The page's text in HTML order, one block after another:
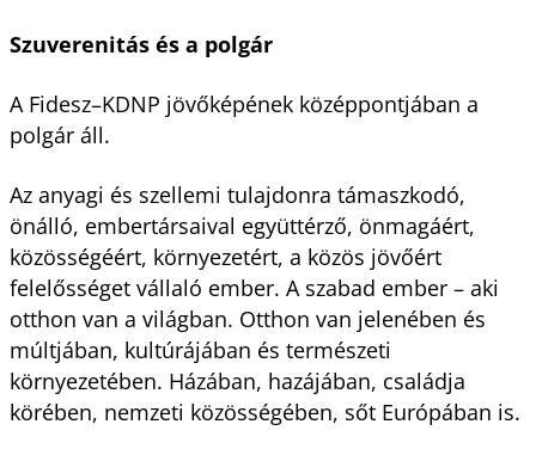
Szuverenitás és a polgár
A Fidesz–KDNP jövőképének középpontjában a
polgár áll.
Az anyagi és szellemi tulajdonra támaszkodó,
önálló, embertársaival együttérző, önmagáért,
közösségéért, környezetért, a közös jövőért
felelősséget vállaló ember. A szabad ember – aki
otthon van a világban. Otthon van jelenében és
múltjában, kultúrájában és természeti
környezetében. Házában, hazájában, családja
körében, nemzeti közösségében, sőt Európában is.